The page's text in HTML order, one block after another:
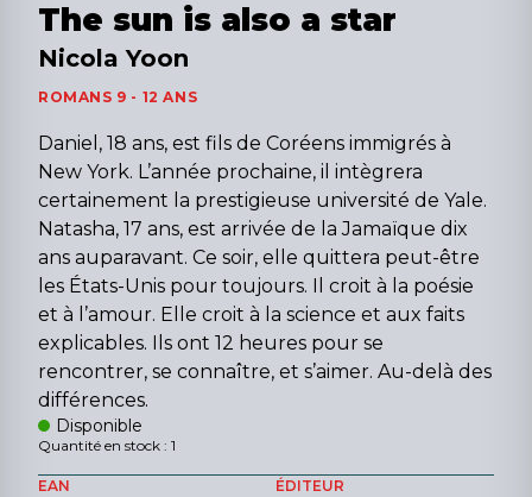
The sun is also a star
Nicola Yoon
ROMANS 9 - 12 ANS
Daniel, 18 ans, est fils de Coréens immigrés à
New York. L’année prochaine, il intègrera
certainement la prestigieuse université de Yale.
Natasha, 17 ans, est arrivée de la Jamaïque dix
ans auparavant. Ce soir, elle quittera peut-être
les États-Unis pour toujours. Il croit à la poésie
et à l’amour. Elle croit à la science et aux faits
explicables. Ils ont 12 heures pour se
rencontrer, se connaître, et s’aimer. Au-delà des
différences.
Disponible
Quantité en stock : 1
EAN ÉDITEUR